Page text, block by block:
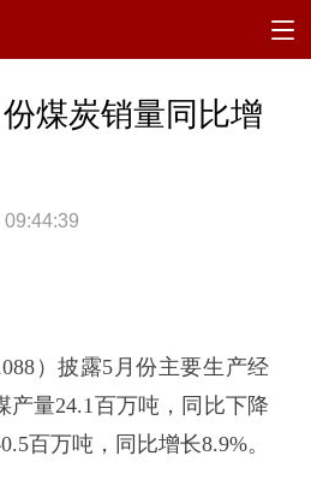
煤炭销量同比增
）披露5月份主要生产经
产量24.1百万吨，同比下降
百万吨，同比增长8.9%。